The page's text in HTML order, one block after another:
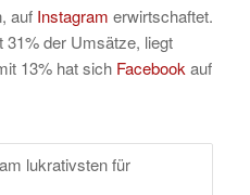
auf Instagram erwirtschaftet.
31% der Umsätze, liegt
13% hat sich Facebook auf